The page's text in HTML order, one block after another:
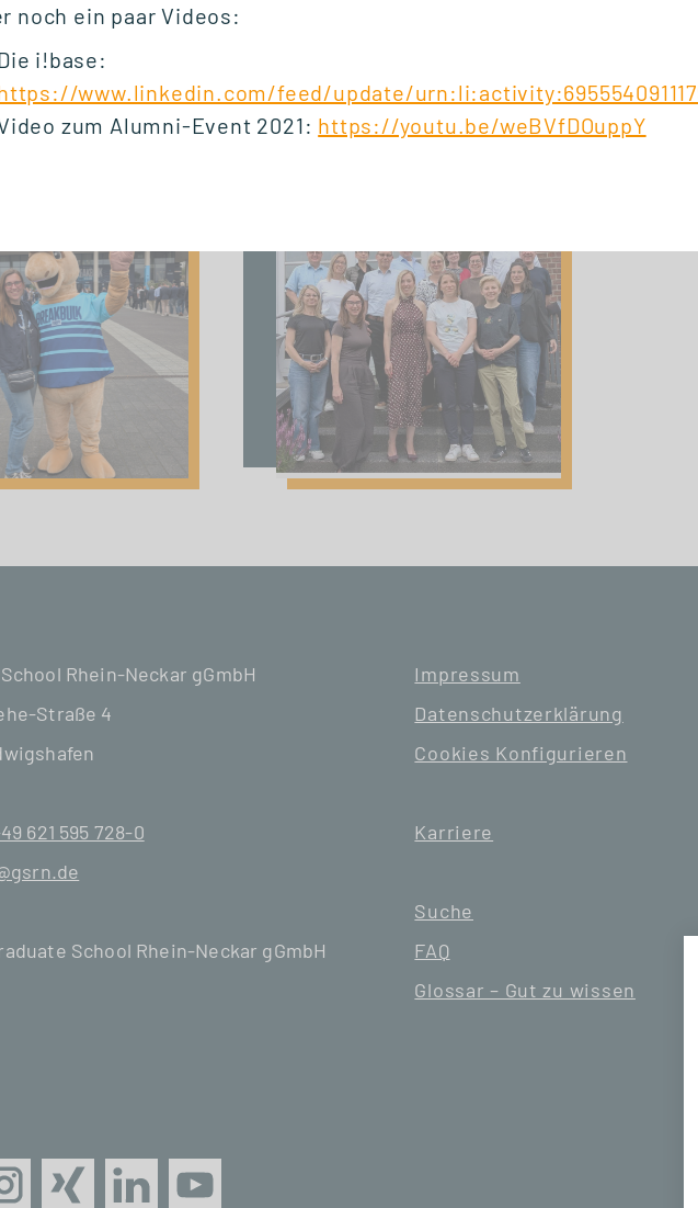
auf der
Europe
Weiterbildung
gemeinsam stärken
noch ein paar Videos:
i!base:
www.linkedin.com/feed/update/
zum Alumni-Event 2021: https://youtu.be/weBVfDOuppY
Rhein-Neckar gGmbH
Straße 4
621 595 728-0
School Rhein-Neckar gGmbH
Impressum
Datenschutzerklärung
Cookies Konfigurieren
Karriere
Suche
FAQ
Glossar – Gut zu wissen